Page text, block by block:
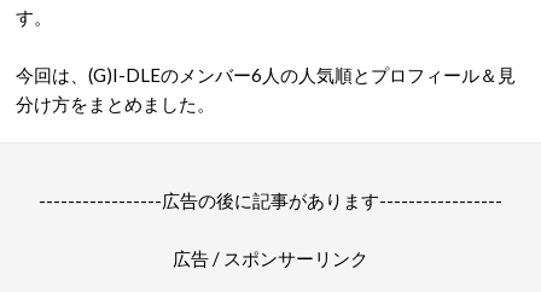
す。
今回は、(G)I-DLEのメンバー6人の人気順とプロフィール＆見
分け方をまとめました。
-----------------広告の後に記事があります-----------------
広告 / スポンサーリンク